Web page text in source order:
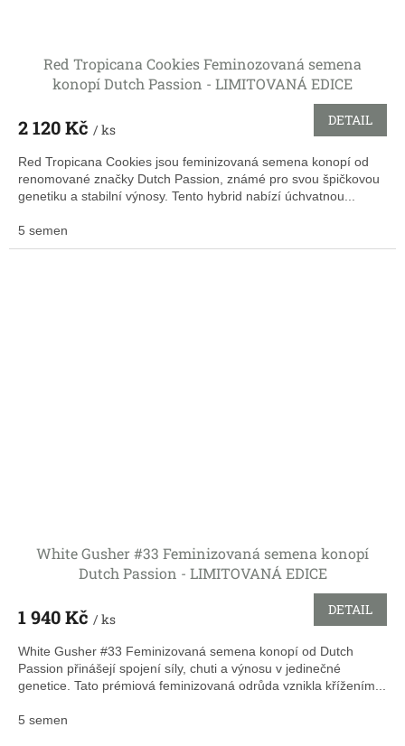
Red Tropicana Cookies Feminozovaná semena
konopí Dutch Passion - LIMITOVANÁ EDICE
2 120 Kč / ks
DETAIL
Red Tropicana Cookies jsou feminizovaná semena konopí od
renomované značky Dutch Passion, známé pro svou špičkovou
genetiku a stabilní výnosy. Tento hybrid nabízí úchvatnou...
5 semen
White Gusher #33 Feminizovaná semena konopí
Dutch Passion - LIMITOVANÁ EDICE
1 940 Kč / ks
DETAIL
White Gusher #33 Feminizovaná semena konopí od Dutch
Passion přinášejí spojení síly, chuti a výnosu v jedinečné
genetice. Tato prémiová feminizovaná odrůda vznikla křížením...
5 semen